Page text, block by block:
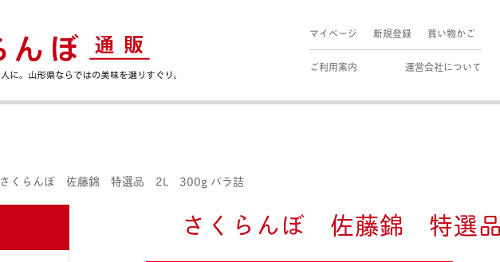
マイページ 新規登録 買い物かご
ご利用案内 運営会社について
さくらんぼ 佐藤錦 特選品 2L 300g バラ詰
さくらんぼ 佐藤錦 特